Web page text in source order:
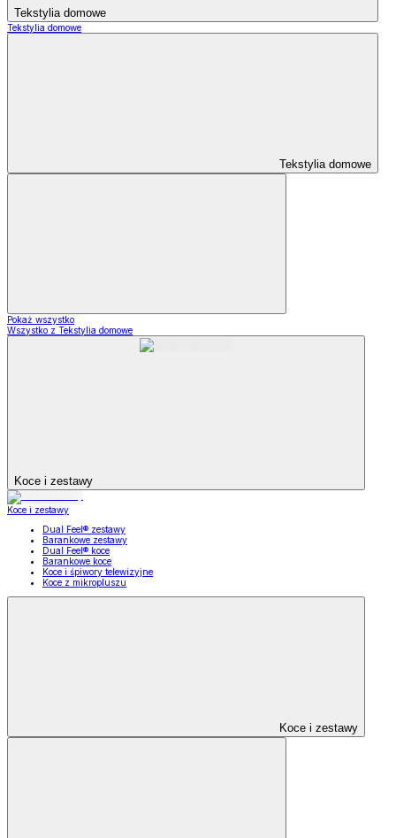
Tekstylia domowe
Tekstylia domowe
Tekstylia domowe
Pokaż wszystko
Wszystko z Tekstylia domowe
Koce i zestawy
Koce i zestawy
Dual Feel® zestawy
Barankowe zestawy
Dual Feel® koce
Barankowe koce
Koce i śpiwory telewizyjne
Koce z mikropluszu
Koce i zestawy